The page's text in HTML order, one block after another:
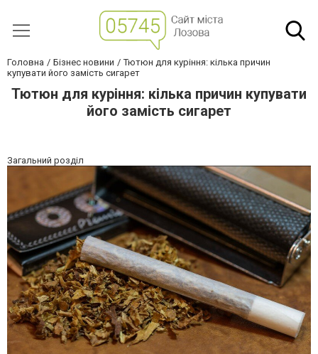
Головна Бізнес новини
Тютюн для куріння: кілька причин
купувати його замість сигарет
Тютюн для куріння: кілька причин купувати
його замість сигарет
Загальний розділ